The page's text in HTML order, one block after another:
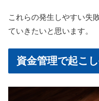
これらの発生しやすい失
ていきたいと思います。
資金管理で起こ